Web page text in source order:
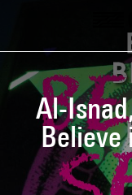
Al-
Believe